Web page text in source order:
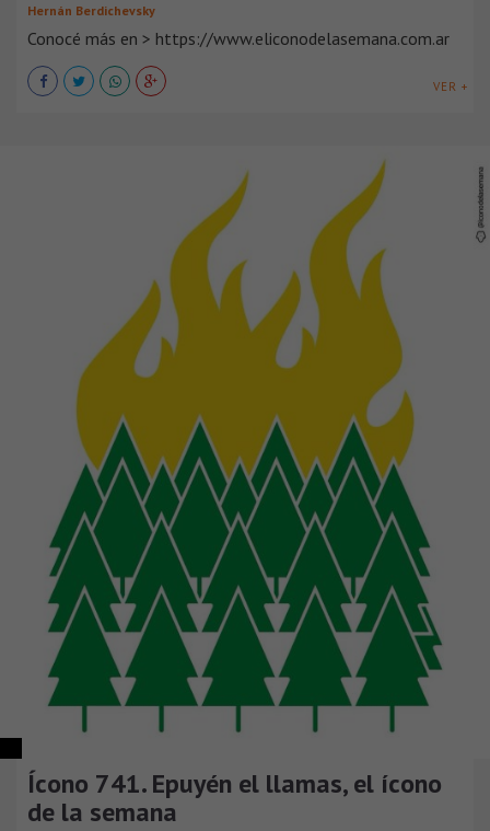
Hernán Berdichevsky
Conocé más en > https://www.eliconodelasemana.com.ar
VER +
Ícono 741. Epuyén el llamas, el ícono
de la semana